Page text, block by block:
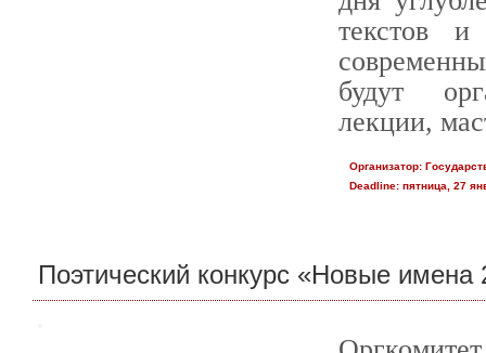
текстов и
будут
лекции,
Организатор:
Deadline:пятница, 27
Поэтический конкурс «Новые имена